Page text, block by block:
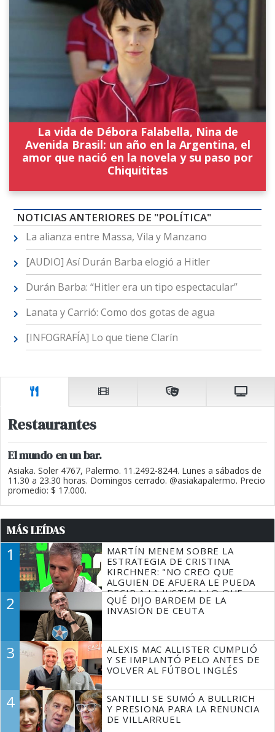
La vida de Débora Falabella, Nina de
Avenida Brasil: un año en la Argentina, el
amor que nació en la novela y su paso por
Chiquititas
NOTICIAS ANTERIORES DE "POLÍTICA"
La alianza entre Massa, Vila y Manzano
[AUDIO] Así Durán Barba elogió a Hitler
Durán Barba: “Hitler era un tipo espectacular”
Lanata y Carrió: Como dos gotas de agua
[INFOGRAFÍA] Lo que tiene Clarín
Restaurantes
El mundo en un bar.
Asiaka. Soler 4767, Palermo. 11.2492-8244. Lunes a sábados de
11.30 a 23.30 horas. Domingos cerrado. @asiakapalermo. Precio
promedio: $ 17.000.
MÁS LEÍDAS
1
MARTÍN MENEM SOBRE LA
ESTRATEGIA DE CRISTINA
KIRCHNER: "NO CREO QUE
ALGUIEN DE AFUERA LE PUEDA
DECIR A LA JUSTICIA LO QUE
TIENE QUE HACER"
2
QUÉ DIJO BARDEM DE LA
INVASIÓN DE CEUTA
3
ALEXIS MAC ALLISTER CUMPLIÓ
Y SE IMPLANTÓ PELO ANTES DE
VOLVER AL FÚTBOL INGLÉS
4
SANTILLI SE SUMÓ A BULLRICH
Y PRESIONA PARA LA RENUNCIA
DE VILLARRUEL